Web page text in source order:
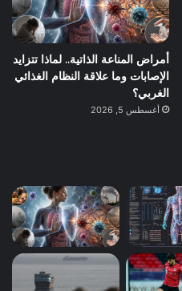
أمراض المناعة الذاتية.. لماذا تتزايد
الإصابات وما علاقة النظام الغذائي
الغربي؟
أغسطس 5, 2026